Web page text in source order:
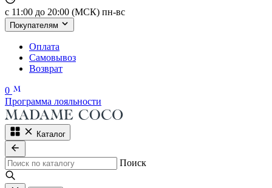
с 11:00 до 20:00 (МСК) пн-вс
Покупателям
Оплата
Самовывоз
Возврат
0
Программа лояльности
Каталог
Поиск